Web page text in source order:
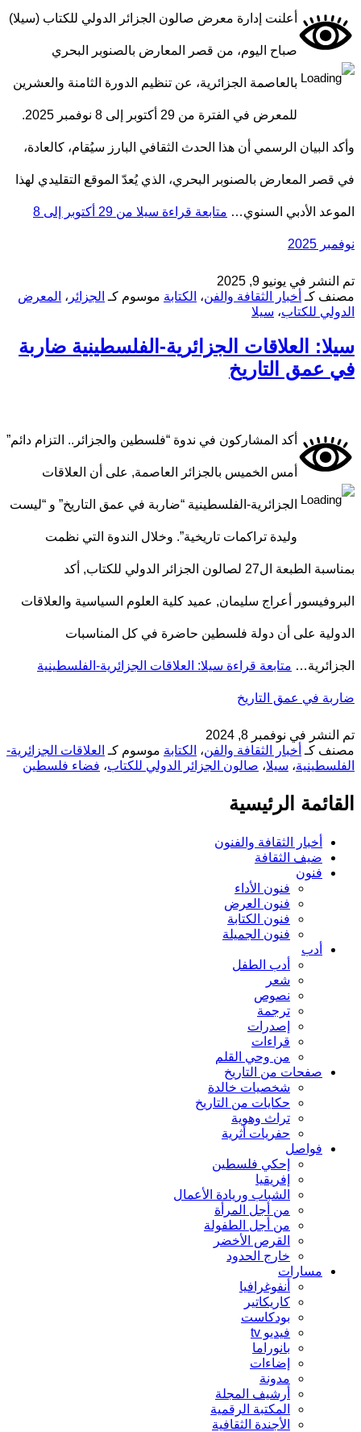
أعلنت إدارة معرض صالون الجزائر الدولي للكتاب (سيلا)
صباح اليوم، من قصر المعارض بالصنوبر البحري
بالعاصمة الجزائرية، عن تنظيم الدورة الثامنة والعشرين
للمعرض في الفترة من 29 أكتوبر إلى 8 نوفمبر 2025.
وأكد البيان الرسمي أن هذا الحدث الثقافي البارز سيُقام، كالعادة،
في قصر المعارض بالصنوبر البحري، الذي يُعدّ الموقع التقليدي لهذا
الموعد الأدبي السنوي… متابعة قراءة سيلا من 29 أكتوبر إلى 8
نوفمبر 2025
تم النشر في يونيو 9, 2025
مصنف كـ أخبار الثقافة والفن، الكتابة موسوم كـ الجزائر ، المعرض
الدولي للكتاب، سيلا
سيلا: العلاقات الجزائرية-الفلسطينية ضاربة
في عمق التاريخ
أكد المشاركون في ندوة “فلسطين والجزائر.. التزام دائم”
أمس الخميس بالجزائر العاصمة, على أن العلاقات
الجزائرية-الفلسطينية “ضاربة في عمق التاريخ” و “ليست
وليدة تراكمات تاريخية”. وخلال الندوة التي نظمت
بمناسبة الطبعة ال27 لصالون الجزائر الدولي للكتاب, أكد
البروفيسور أعراج سليمان, عميد كلية العلوم السياسية والعلاقات
الدولية على أن دولة فلسطين حاضرة في كل المناسبات
الجزائرية… متابعة قراءة سيلا: العلاقات الجزائرية-الفلسطينية
ضاربة في عمق التاريخ
تم النشر في نوفمبر 8, 2024
مصنف كـ أخبار الثقافة والفن، الكتابة موسوم كـ العلاقات الجزائرية-
الفلسطينية، سيلا، صالون الجزائر الدولي للكتاب، فضاء فلسطين
القائمة الرئيسية
أخبار الثقافة والفنون
ضيف الثقافة
فنون
فنون الأداء
فنون العرض
فنون الكتابة
فنون الجميلة
أدب
أدب الطفل
شعر
نصوص
ترجمة
إصدرات
قراءات
من وحي القلم
صفحات من التاريخ
شخصيات خالدة
حكايات من التاريخ
تراث وهوية
حفريات أثرية
فواصل
إحكي فلسطين
إفريقيا
الشباب وريادة الأعمال
من أجل المرأة
من أجل الطفولة
القرص الأخضر
خارج الحدود
مسارات
أنفوغرافيا
كاريكاتير
بودكاست
فيديو tv
بانوراما
إضاءات
مدونة
أرشيف المجلة
المكتبة الرقمية
الأجندة الثقافية